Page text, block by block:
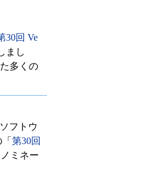
30回 Ve
まし
多くの
フトウ
第30回
ミネー